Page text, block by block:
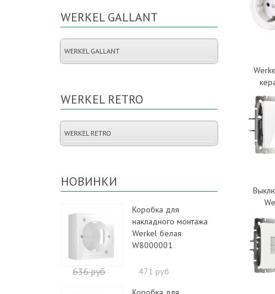
WERKEL GALLANT
WERKEL GALLANT
WERKEL RETRO
WERKEL RETRO
НОВИНКИ
Коробка для
накладного монтажа
Werkel белая
W8000001
636 руб
471 руб